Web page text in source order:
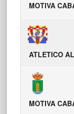
MOTIVA
ATLETICO
MOTIVA